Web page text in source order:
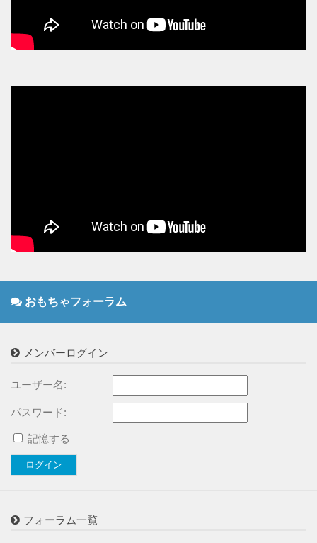
おもちゃフォーラム
メンバーログイン
ユーザー名:
パスワード:
記憶する
ログイン
フォーラム一覧